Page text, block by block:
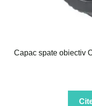
Capac spate obiectiv